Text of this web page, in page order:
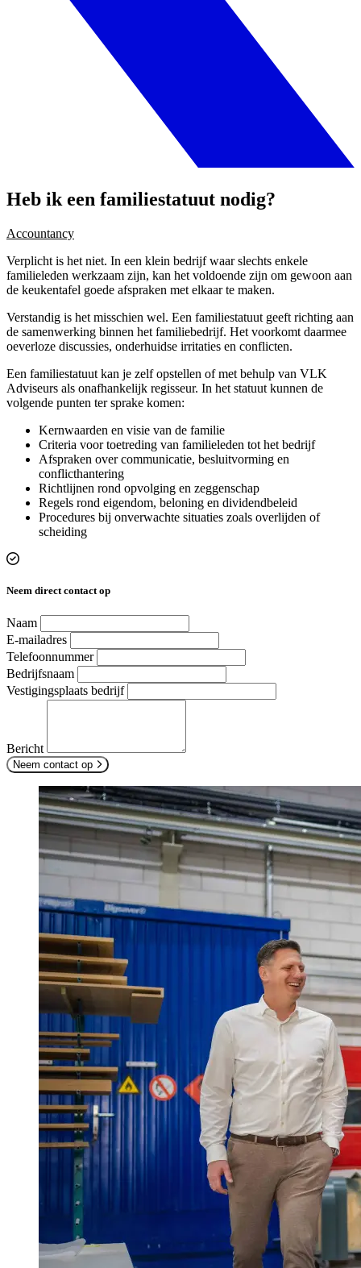
Heb ik een familiestatuut nodig?
Accountancy
Verplicht is het niet. In een klein bedrijf waar slechts enkele
familieleden werkzaam zijn, kan het voldoende zijn om gewoon aan
de keukentafel goede afspraken met elkaar te maken.
Verstandig is het misschien wel. Een familiestatuut geeft richting aan
de samenwerking binnen het familiebedrijf. Het voorkomt daarmee
oeverloze discussies, onderhuidse irritaties en conflicten.
Een familiestatuut kan je zelf opstellen of met behulp van VLK
Adviseurs als onafhankelijk regisseur. In het statuut kunnen de
volgende punten ter sprake komen:
Kernwaarden en visie van de familie
Criteria voor toetreding van familieleden tot het bedrijf
Afspraken over communicatie, besluitvorming en
conflicthantering
Richtlijnen rond opvolging en zeggenschap
Regels rond eigendom, beloning en dividendbeleid
Procedures bij onverwachte situaties zoals overlijden of
scheiding
Neem direct contact op
Naam
E-mailadres
Telefoonnummer
Bedrijfsnaam
Vestigingsplaats bedrijf
Bericht
Neem contact op